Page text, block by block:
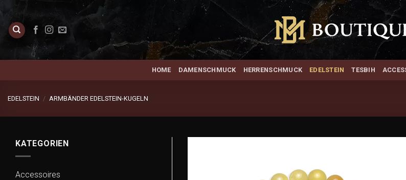
Inhalt
springen
HOME DAMENSCHMUCK HERRENSCHMUCK EDELSTEIN TESBIH
EDELSTEIN / ARMBÄNDER EDELSTEIN-KUGELN
KATEGORIEN
Accessoires